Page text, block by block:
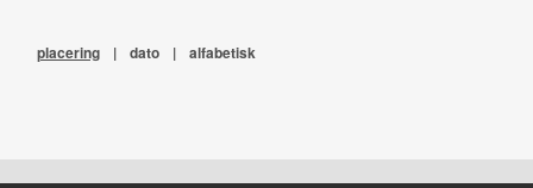
placering | dato | alfabetisk